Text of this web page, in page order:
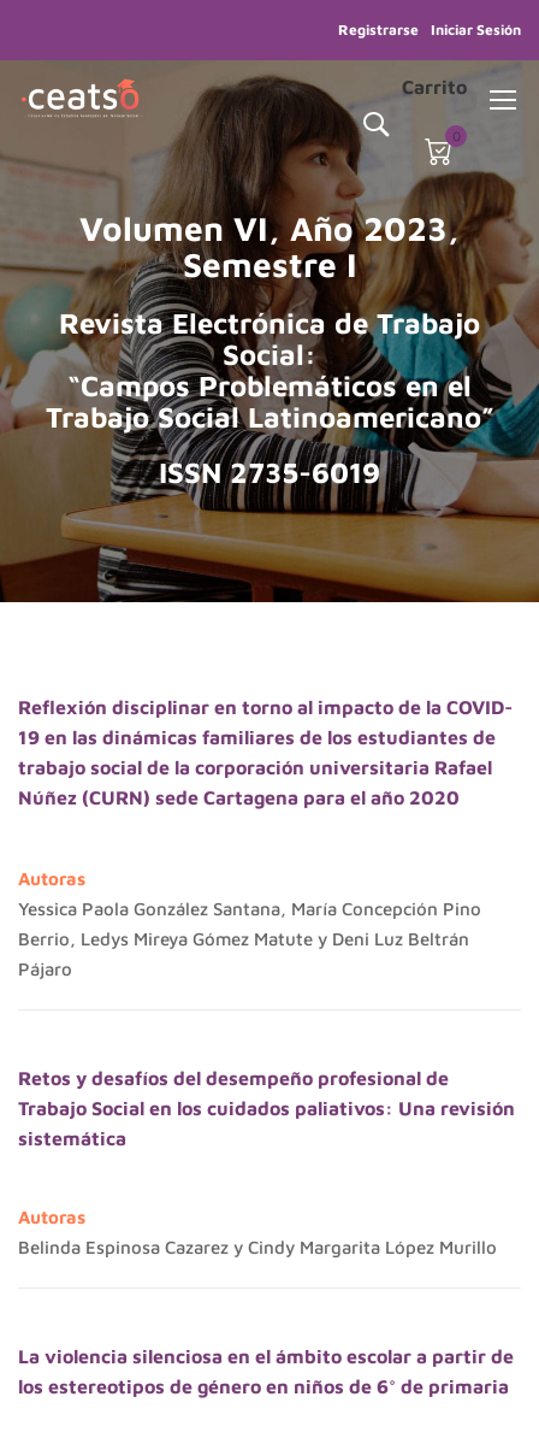
Registrarse Iniciar Sesión
Carrito
0
Volumen VI, Año 2023,
Semestre I
Revista Electrónica de Trabajo
Social:
“Campos Problemáticos en el
Trabajo Social Latinoamericano”
ISSN 2735-6019
Reflexión disciplinar en torno al impacto de la COVID-
19 en las dinámicas familiares de los estudiantes de
trabajo social de la corporación universitaria Rafael
Núñez (CURN) sede Cartagena para el año 2020
Autoras
Yessica Paola González Santana, María Concepción Pino
Berrio, Ledys Mireya Gómez Matute y Deni Luz Beltrán
Pájaro
Retos y desafíos del desempeño profesional de
Trabajo Social en los cuidados paliativos: Una revisión
sistemática
Autoras
Belinda Espinosa Cazarez y Cindy Margarita López Murillo
La violencia silenciosa en el ámbito escolar a partir de
los estereotipos de género en niños de 6° de primaria